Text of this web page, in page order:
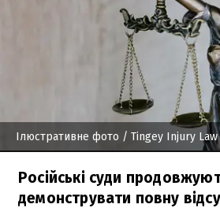
Ілюстративне фото / Tingey Injury Law
Російські суди
демонструвати повну